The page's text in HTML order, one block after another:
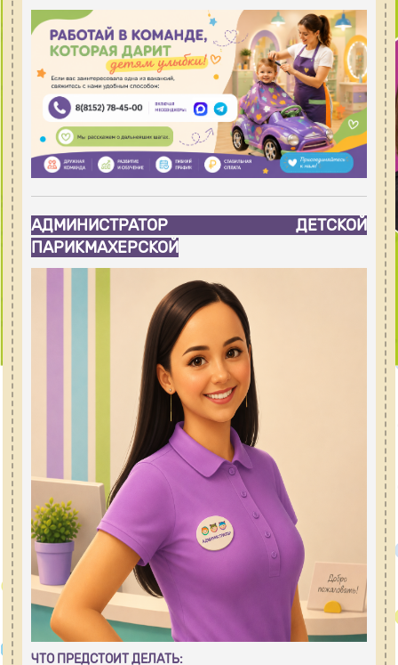
АДМИНИСТРАТОР ДЕТСКОЙ
ПАРИКМАХЕРСКОЙ
ЧТО ПРЕДСТОИТ ДЕЛАТЬ: